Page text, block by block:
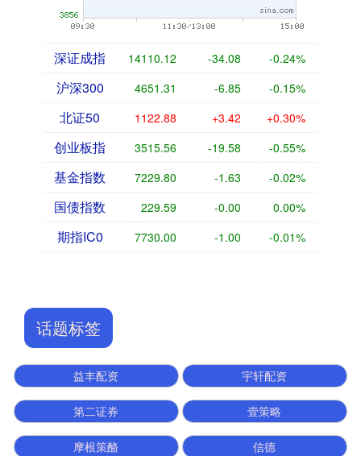
深证成指 14110.12 -34.08 -0.24%
沪深300 4651.31 -6.85 -0.15%
北证50 1122.88 +3.42 +0.30%
创业板指 3515.56 -19.58 -0.55%
基金指数 7229.80 -1.63 -0.02%
国债指数 229.59 -0.00 0.00%
期指IC0 7730.00 -1.00 -0.01%
话题标签
益丰配资 宇轩配资
第二证券 壹策略
摩根策酪 信德